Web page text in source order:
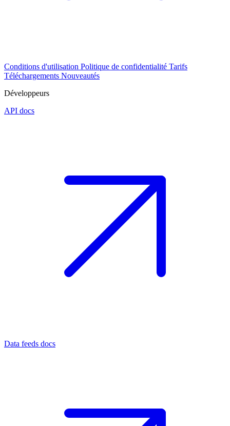
Conditions d'utilisation Politique de confidentialité Tarifs
Téléchargements Nouveautés
Développeurs
API docs
Data feeds docs